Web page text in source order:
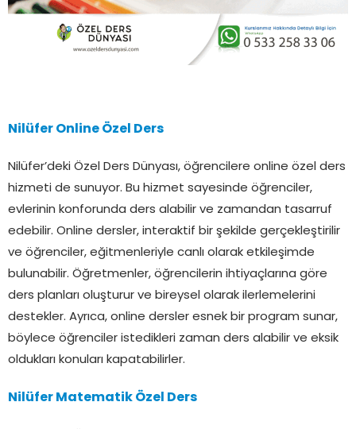
Nilüfer Online Özel Ders
Nilüfer’deki Özel Ders Dünyası, öğrencilere online özel ders
hizmeti de sunuyor. Bu hizmet sayesinde öğrenciler,
evlerinin konforunda ders alabilir ve zamandan tasarruf
edebilir. Online dersler, interaktif bir şekilde gerçekleştirilir
ve öğrenciler, eğitmenleriyle canlı olarak etkileşimde
bulunabilir. Öğretmenler, öğrencilerin ihtiyaçlarına göre
ders planları oluşturur ve bireysel olarak ilerlemelerini
destekler. Ayrıca, online dersler esnek bir program sunar,
böylece öğrenciler istedikleri zaman ders alabilir ve eksik
oldukları konuları kapatabilirler.
Nilüfer Matematik Özel Ders